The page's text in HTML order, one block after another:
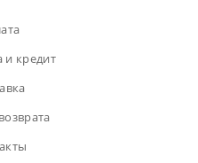
и кредит